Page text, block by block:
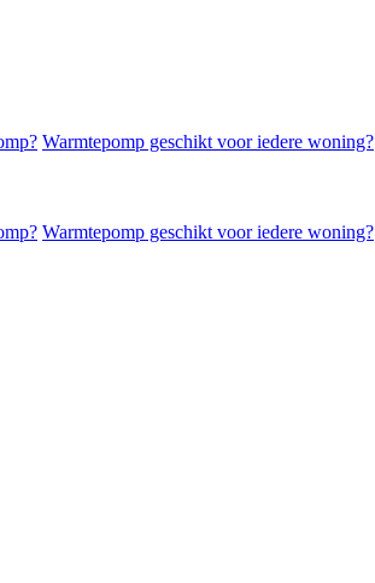
Warmtepomp geschikt voor iedere woning?
Warmtepomp geschikt voor iedere woning?